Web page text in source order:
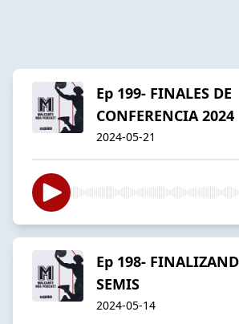
Ep 199- FINALES DE
CONFERENCIA 2024
2024-05-21
Ep 198-
SEMIS
2024-05-14